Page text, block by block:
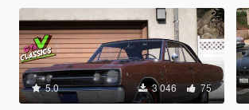
5.0 3 046 75